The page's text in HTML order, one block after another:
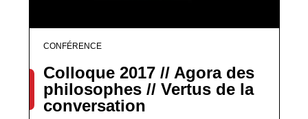
CONFÉRENCE
Colloque 2017 // Agora des
philosophes // Vertus de la
conversation